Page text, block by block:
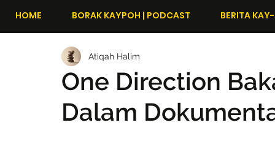
HOME BORAK KAYPOH | PODCAST BERITA
One Direction
Dalam
Atiqah Halim